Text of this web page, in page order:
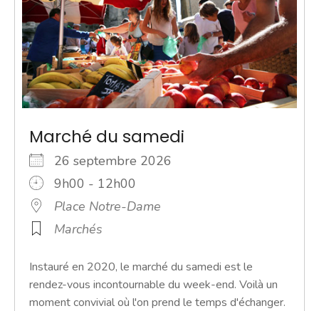
Marché du samedi
26 septembre 2026
9h00 - 12h00
Place Notre-Dame
Marchés
Instauré en 2020, le marché du samedi est le
rendez-vous incontournable du week-end. Voilà un
moment convivial où l'on prend le temps d'échanger.